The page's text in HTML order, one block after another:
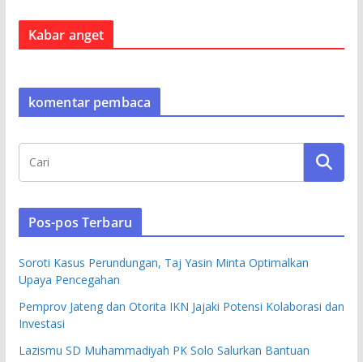
Kabar anget
komentar pembaca
Pos-pos Terbaru
Soroti Kasus Perundungan, Taj Yasin Minta Optimalkan
Upaya Pencegahan
Pemprov Jateng dan Otorita IKN Jajaki Potensi Kolaborasi dan
Investasi
Lazismu SD Muhammadiyah PK Solo Salurkan Bantuan